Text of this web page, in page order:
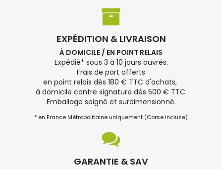
EXPÉDITION & LIVRAISON
À DOMICILE / EN POINT RELAIS
Expédié* sous 3 à 10 jours ouvrés.
Frais de port offerts
en point relais dès 180 € TTC d'achats,
à domicile contre signature dès 500 € TTC.
Emballage soigné et surdimensionné.
* en France Métropolitaine uniquement (Corse incluse)
GARANTIE & SAV